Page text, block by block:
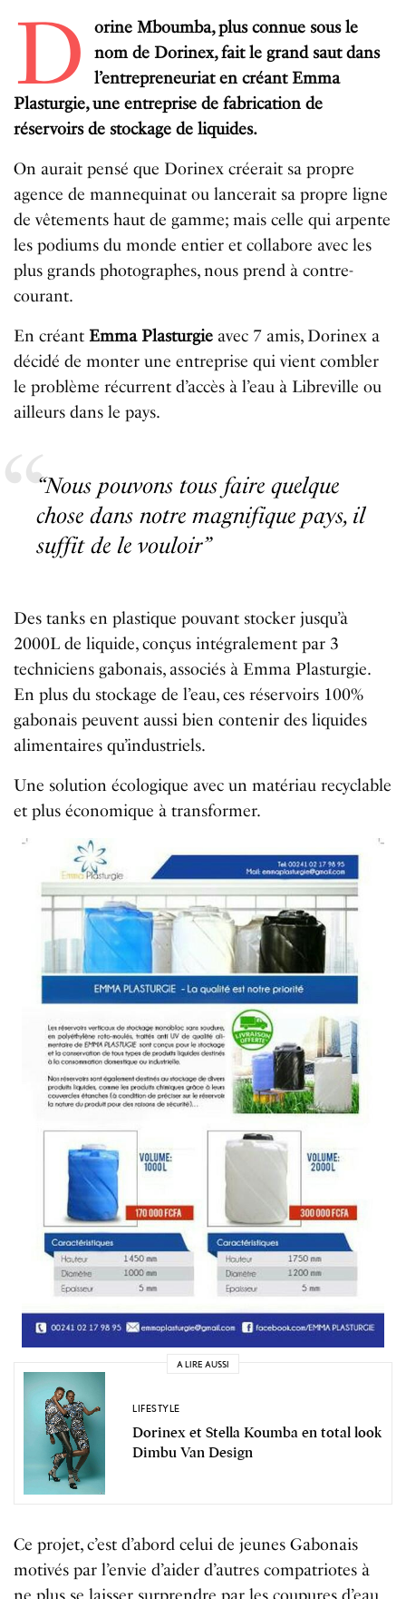
D
orine Mboumba, plus connue sous le
nom de Dorinex, fait le grand saut dans
l’entrepreneuriat en créant Emma
Plasturgie, une entreprise de fabrication de
réservoirs de stockage de liquides.
On aurait pensé que Dorinex créerait sa propre
agence de mannequinat ou lancerait sa propre ligne
de vêtements haut de gamme; mais celle qui arpente
les podiums du monde entier et collabore avec les
plus grands photographes, nous prend à contre-
courant.
En créant Emma Plasturgie avec 7 amis, Dorinex a
décidé de monter une entreprise qui vient combler
le problème récurrent d’accès à l’eau à Libreville ou
ailleurs dans le pays.
“Nous pouvons tous faire quelque
chose dans notre magnifique pays, il
suffit de le vouloir”
Des tanks en plastique pouvant stocker jusqu’à
2000L de liquide, conçus intégralement par 3
techniciens gabonais, associés à Emma Plasturgie.
En plus du stockage de l’eau, ces réservoirs 100%
gabonais peuvent aussi bien contenir des liquides
alimentaires qu’industriels.
Une solution écologique avec un matériau recyclable
et plus économique à transformer.
A LIRE AUSSI
LIFESTYLE
Dorinex et Stella Koumba en total look
Dimbu Van Design
Ce projet, c’est d’abord celui de jeunes Gabonais
motivés par l’envie d’aider d’autres compatriotes à